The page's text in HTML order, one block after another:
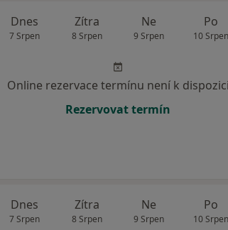
Dnes
7 Srpen
Zítra
8 Srpen
Ne
9 Srpen
Po
10 Srpen
Online rezervace termínu není k dispozici
Rezervovat termín
Dnes
7 Srpen
Zítra
8 Srpen
Ne
9 Srpen
Po
10 Srpen